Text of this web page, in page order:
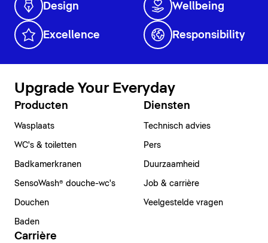
Design Wellbeing
Excellence Responsibility
Upgrade Your Everyday
Producten
Wasplaats
WC's & toiletten
Badkamerkranen
SensoWash® douche-wc's
Douchen
Baden
Diensten
Technisch advies
Pers
Duurzaamheid
Job & carrière
Veelgestelde vragen
Carrière